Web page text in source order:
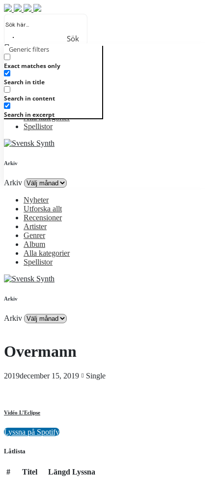
Sök
Generic filters
Exact matches only
Search in title
Search in content
Search in excerpt
Registrera
Nyheter
Recensioner
Genrer
Alla kategorier
Spellistor
Arkiv
Arkiv
Nyheter
Utforska allt
Recensioner
Artister
Genrer
Album
Alla kategorier
Spellistor
Arkiv
Arkiv
Overmann
2019december 15, 2019 Single
Vidéo L’Eclipse
Lyssna på Spotify
Låtlista
# Titel Längd Lyssna